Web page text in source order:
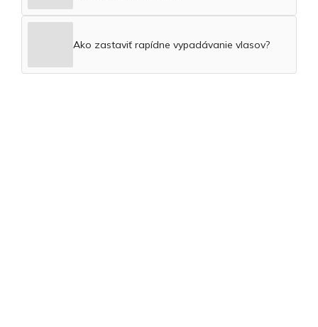
Ako zastaviť rapídne vypadávanie vlasov?